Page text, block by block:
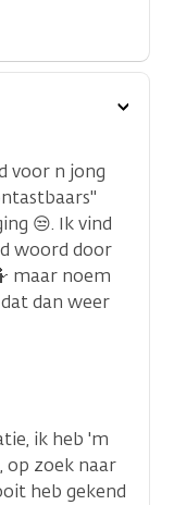
voor n jong
😒. Ik vind
woord door
maar noem
dan weer
ik heb 'm
op zoek naar
heb gekend
Toon